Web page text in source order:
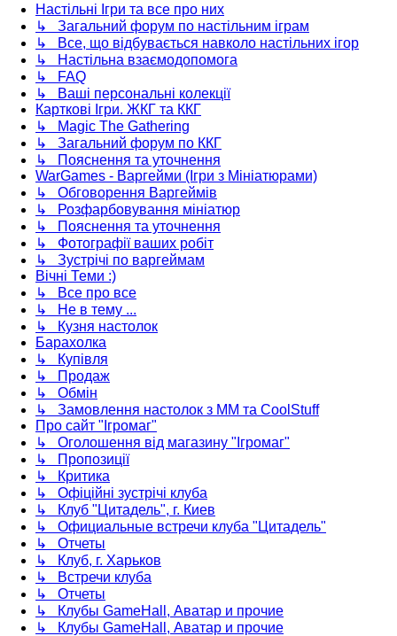
Настільні Ігри та все про них
↳ Загальний форум по настільним іграм
↳ Все, що відбувається навколо настільних ігор
↳ Настільна взаємодопомога
↳ FAQ
↳ Ваші персональні колекції
Карткові Ігри. ЖКГ та ККГ
↳ Magic The Gathering
↳ Загальний форум по ККГ
↳ Пояснення та уточнення
WarGames - Варгейми (Ігри з Мініатюрами)
↳ Обговорення Варгеймів
↳ Розфарбовування мініатюр
↳ Пояснення та уточнення
↳ Фотографії ваших робіт
↳ Зустрічі по варгеймам
Вічні Теми :)
↳ Все про все
↳ Не в тему ...
↳ Кузня настолок
Барахолка
↳ Купівля
↳ Продаж
↳ Обмін
↳ Замовлення настолок з ММ та CoolStuff
Про сайт "Ігромаг"
↳ Оголошення від магазину "Ігромаг"
↳ Пропозиції
↳ Критика
↳ Офіційні зустрічі клуба
↳ Клуб "Цитадель", г. Киев
↳ Официальные встречи клуба "Цитадель"
↳ Отчеты
↳ Клуб, г. Харьков
↳ Встречи клуба
↳ Отчеты
↳ Клубы GameHall, Аватар и прочие
↳ Клубы GameHall, Аватар и прочие